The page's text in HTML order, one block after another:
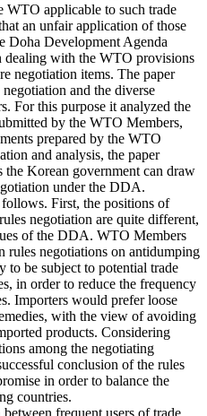
WTO applicable to such trade
an unfair application of those
Doha Development Agenda
with the WTO provisions
negotiation items. The paper
and the diverse
For this purpose it analyzed the
by the WTO Members,
prepared by the WTO
and analysis, the paper
the Korean government can draw
under the DDA.
First, the positions of
negotiation are quite different,
of the DDA. WTO Members
rules negotiations on antidumping
to be subject to potential trade
in order to reduce the frequency
Importers would prefer loose
with the view of avoiding
products. Considering
among the negotiating
conclusion of the rules
in order to balance the
countries.